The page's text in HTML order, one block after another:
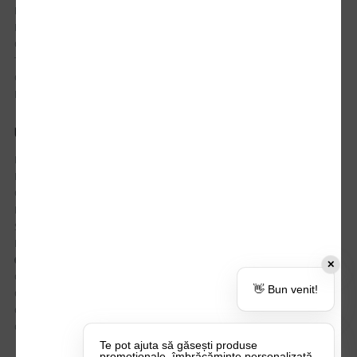
Istoric comenzi
Mostre si Conditii Retur Marfa
Cum comanzi
Termen de livrare
Costuri de livrare
Politica de returnare a produselor
UTILE
Despre Noi
Echipa Update Advertising
CSR si Implicare sociala
Branduri partenere
Suport dedicat si Intrebari frecvente
BLOG – Promo Tips&Tricks
Certificari si Sustenabilitate
Cariere la Update Advertising
CATALOAGE
Contactează-ne
✕
👋 Bun venit!
Te pot ajuta să găsești produse